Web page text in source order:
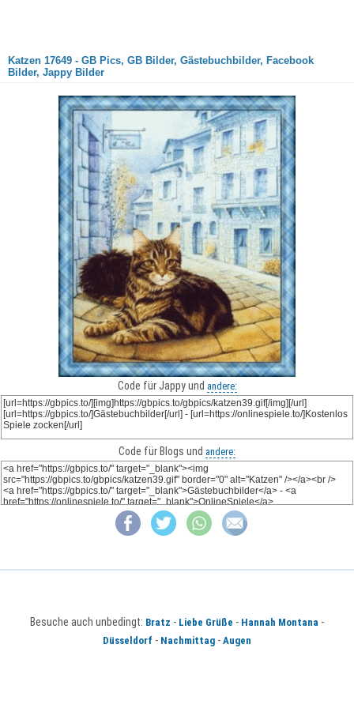
Katzen 17649 - GB Pics, GB Bilder, Gästebuchbilder, Facebook
Bilder, Jappy Bilder
Code für Jappy und andere:
Code für Blogs und andere:
Besuche auch unbedingt: Bratz - Liebe Grüße - Hannah Montana -
Düsseldorf - Nachmittag - Augen